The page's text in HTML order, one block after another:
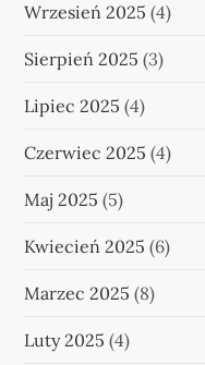
Wrzesień 2025 (4)
Sierpień 2025 (3)
Lipiec 2025 (4)
Czerwiec 2025 (4)
Maj 2025 (5)
Kwiecień 2025 (6)
Marzec 2025 (8)
Luty 2025 (4)